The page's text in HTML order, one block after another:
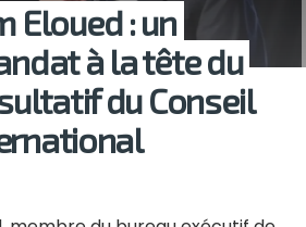
Eloued : un
à la tête du
du Conseil